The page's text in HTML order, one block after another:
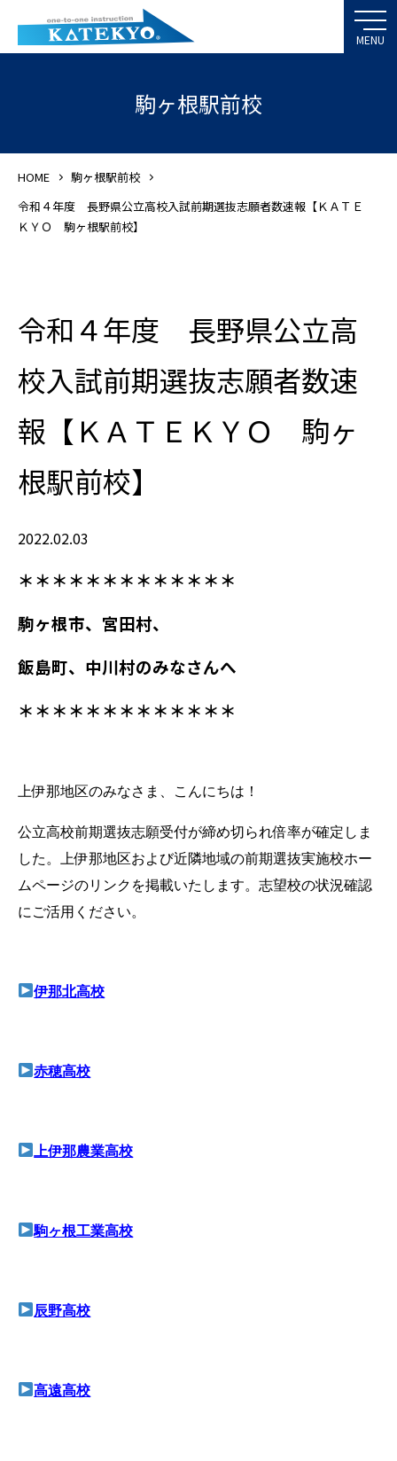
駒ヶ根駅前校
HOME
駒ヶ根駅前校
令和４年度 長野県公立高校入試前期選抜志願者数速報【ＫＡＴＥ
ＫＹＯ 駒ヶ根駅前校】
令和４年度 長野県公立高
校入試前期選抜志願者数速
報【ＫＡＴＥＫＹＯ 駒ヶ
根駅前校】
2022.02.03
＊＊＊＊＊＊＊＊＊＊＊＊＊
駒ヶ根市、宮田村、
飯島町、中川村のみなさんへ
＊＊＊＊＊＊＊＊＊＊＊＊＊
上伊那地区のみなさま、こんにちは！
公立高校前期選抜志願受付が締め切られ倍率が確定しま
した。上伊那地区および近隣地域の前期選抜実施校ホー
ムページのリンクを掲載いたします。志望校の状況確認
にご活用ください。
伊那北高校
赤穂高校
上伊那農業高校
駒ヶ根工業高校
辰野高校
高遠高校